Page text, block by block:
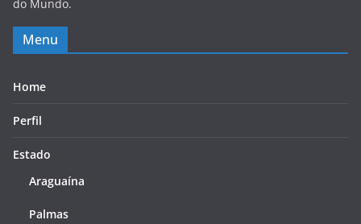
do Mundo.
Menu
Home
Perfil
Estado
Araguaína
Palmas